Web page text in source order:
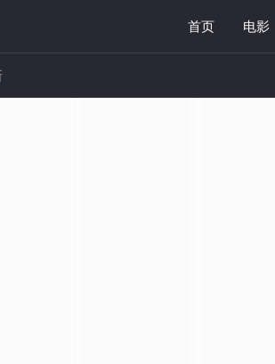
首页 电影